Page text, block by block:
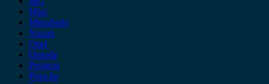
Mini
Mitsubishi
Nissan
Opel
Omoda
Peugeot
Porsche